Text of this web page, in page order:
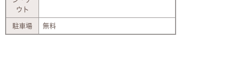
ウト
駐車場 無料